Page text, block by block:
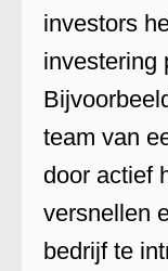
investors
investering
team van
door actief
versnellen
bedrijf te